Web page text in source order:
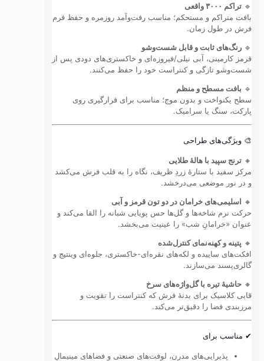
🔹 تراکم ۳۰۰۰ واقعی
بافت متراکم و مستحکم؛ مناسب رفت‌وآمد روزمره و حفظ فرم
فرش در طول زمان.
🔹 رنگ‌های ثابت و قابل شست‌وشو
قرمز کارمینی، آبی نیلی/فیروزه‌ای و خاکستری‌های دودی پس از
شست‌وشو تازگی و کنتراست خود را حفظ می‌کنند.
🔹 بافت مسطح و منظم
سطح یکنواخت و بدون موج؛ مناسب برای قرارگیری روی
پارکت، سنگ یا سرامیک.
🎨 ویژگی‌های طراحی
🔸 ترنج سپید با هالهٔ طلایی
مرکز سفید با ستارهٔ زردِ ظریف، نگاه را به قلب فرش می‌کشد
و در نور موضعی می‌درخشد.
🔸 اسلیمی‌های خرامان در دو تون قرمز و آبی
حرکت نرم شاخه‌ها و گل‌ها حس پویایی شبانه را القا می‌کند و
عنوان «خرامانِ شب» را عینیت می‌بخشد.
🔸 پتینه و کهنه‌نمای کنترل‌شده
افکت‌های ساییده و لکه‌های نقره‌ای-خاکستری، جلوه‌ای وینتیج و
گالری‌پسند می‌سازند.
🔸 حاشیهٔ تیره با گل‌واژه‌های سرخ
قابی کلاسیک برای بدنهٔ فرش که کنتراست را تقویت و
مرزبندی فضا را دقیق‌تر می‌کند.
✔ مناسب برای
پذیرایی‌های مدرن، لوفت‌های صنعتی و فضاهای مینیمالِ